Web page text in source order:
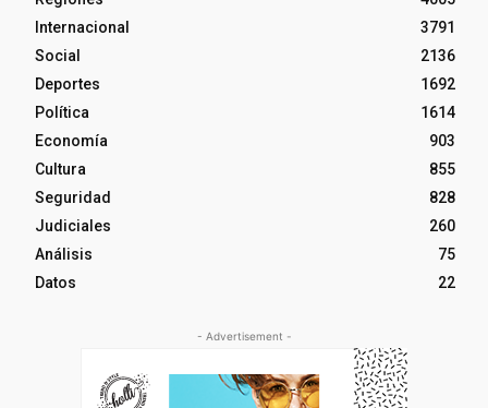
Internacional
3791
Social
2136
Deportes
1692
Política
1614
Economía
903
Cultura
855
Seguridad
828
Judiciales
260
Análisis
75
Datos
22
- Advertisement -